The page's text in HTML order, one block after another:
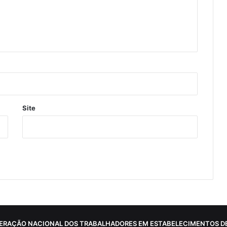
Site
NACIONAL DOS TRABALHADORES EM ESTABELECIMENTOS